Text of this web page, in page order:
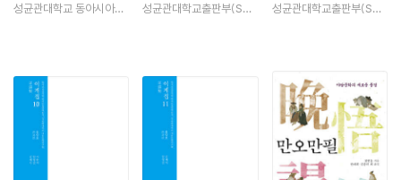
성균관대학교 동아시아학
성균관대학교출판부(SKK
성균관대학교출판부(SKK